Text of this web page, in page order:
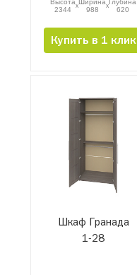
Высота
2344
xШирина
988
xГлубина
620
Купить в 1 клик
Шкаф Гранада
1-28